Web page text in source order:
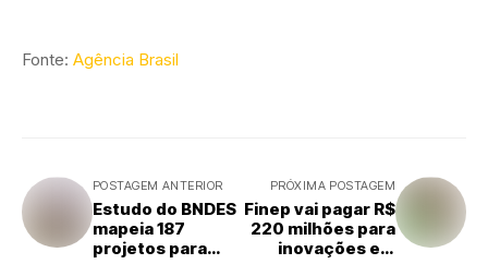
Fonte: Agência Brasil
POSTAGEM ANTERIOR
Estudo do BNDES
mapeia 187
projetos para
PRÓXIMA POSTAGEM
Finep vai pagar R$
220 milhões para
inovações em